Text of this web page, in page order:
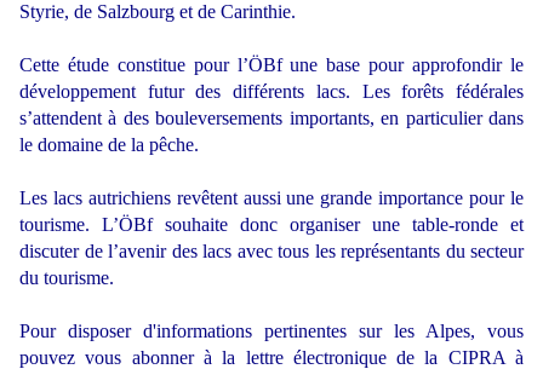
Styrie, de Salzbourg et de Carinthie.
Cette étude constitue pour l’ÖBf une base pour approfondir le
développement futur des différents lacs. Les forêts fédérales
s’attendent à des bouleversements importants, en particulier dans
le domaine de la pêche.
Les lacs autrichiens revêtent aussi une grande importance pour le
tourisme. L’ÖBf souhaite donc organiser une table-ronde et
discuter de l’avenir des lacs avec tous les représentants du secteur
du tourisme.
Pour disposer d'informations pertinentes sur les Alpes, vous
pouvez vous abonner à la lettre électronique de la CIPRA à